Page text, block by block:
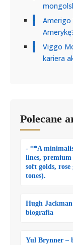
Amerigo
Viggo
kariera
Polecane
- **A
lines, premium
soft golds,
tones).
Hugh
biografia
Yul Brynner –